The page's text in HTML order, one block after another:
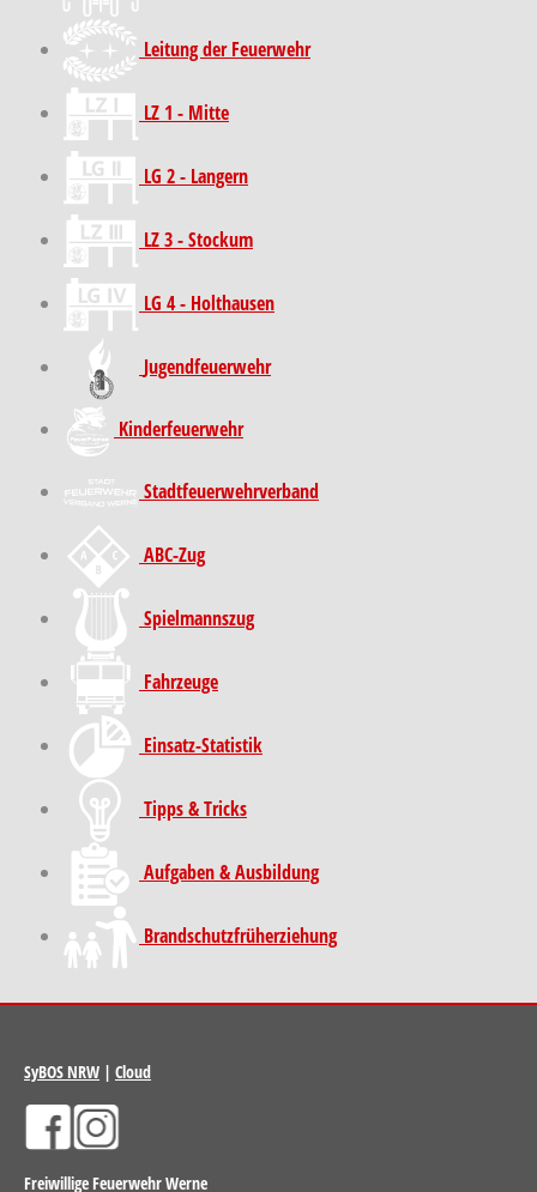
Leitung der Feuerwehr
LZ 1 - Mitte
LG 2 - Langern
LZ 3 - Stockum
LG 4 - Holthausen
Jugendfeuerwehr
Kinder­feuer­wehr
Stadt­feuer­wehr­verband
ABC-Zug
Spielmannszug
Fahrzeuge
Einsatz-Statistik
Tipps & Tricks
Aufgaben & Ausbildung
Brand­schutz­früh­erziehung
SyBOS NRW | Cloud
Freiwillige Feuerwehr Werne